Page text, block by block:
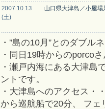
2007.10.13
(土)
山口県大津島／小屋場
・”島の10月”とのダブル
・同日19時からのporco
・瀬戸内海にある大津島
ントです。
・大津島へのアクセス・
から巡航船で20分、 フェ